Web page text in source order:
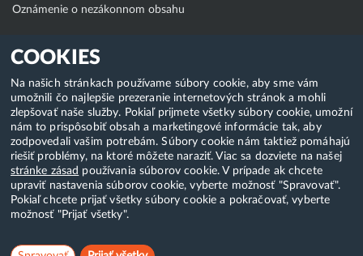
COOKIES
Na našich stránkach používame súbory cookie, aby sme vám
umožnili čo najlepšie prezeranie internetových stránok a mohli
zlepšovať naše služby. Pokiaľ prijmete všetky súbory cookie, umožní
nám to prispôsobiť obsah a marketingové informácie tak, aby
zodpovedali vašim potrebám. Súbory cookie nám taktiež pomáhajú
riešiť problémy, na ktoré môžete naraziť. Viac sa dozviete na našej
stránke zásad používania súborov cookie. V prípade ak chcete
upraviť nastavenia súborov cookie, vyberte možnosť "Spravovať".
Pokiaľ chcete prijať všetky súbory cookie a pokračovať, vyberte
možnosť "Prijať všetky".
Oznámenie o nezákonnom obsahu
Klientská zóna
WebAdmin
WebMail
Zmena hesla (E-mail, FTP, SSH)
Webhosting
Domény
Copyright & 2018-2026 HostCreators. Všetky práva vyhradené